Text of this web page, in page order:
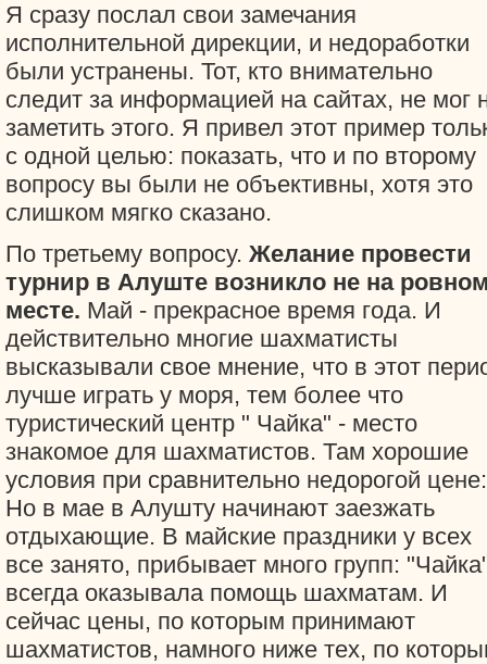
Я сразу послал свои замечания
исполнительной дирекции, и недоработки
были устранены. Тот, кто внимательно
следит за информацией на сайтах, не мог
заметить этого. Я привел этот пример
с одной целью: показать, что и по второму
вопросу вы были не объективны, хотя это
слишком мягко сказано.
По третьему вопросу. Желание провести
турнир в Алуште возникло не на
месте. Май - прекрасное время года. И
действительно многие шахматисты
высказывали свое мнение, что в этот
лучше играть у моря, тем более что
туристический центр " Чайка" - место
знакомое для шахматистов. Там хорошие
условия при сравнительно недорогой цене:
Но в мае в Алушту начинают заезжать
отдыхающие. В майские праздники у всех
все занято, прибывает много групп:
всегда оказывала помощь шахматам. И
сейчас цены, по которым принимают
шахматистов, намного ниже тех, по